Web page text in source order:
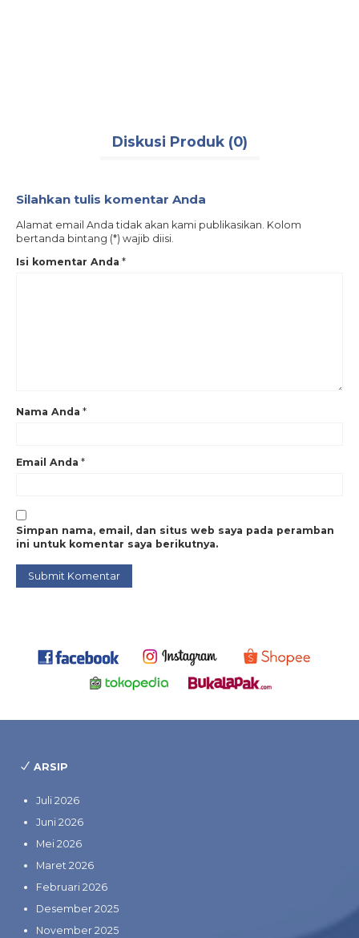
Diskusi Produk (0)
Silahkan tulis komentar Anda
Alamat email Anda tidak akan kami publikasikan. Kolom
bertanda bintang (*) wajib diisi.
Isi komentar Anda *
Nama Anda *
Email Anda *
Simpan nama, email, dan situs web saya pada peramban
ini untuk komentar saya berikutnya.
ARSIP
Juli 2026
Juni 2026
Mei 2026
Maret 2026
Februari 2026
Desember 2025
November 2025